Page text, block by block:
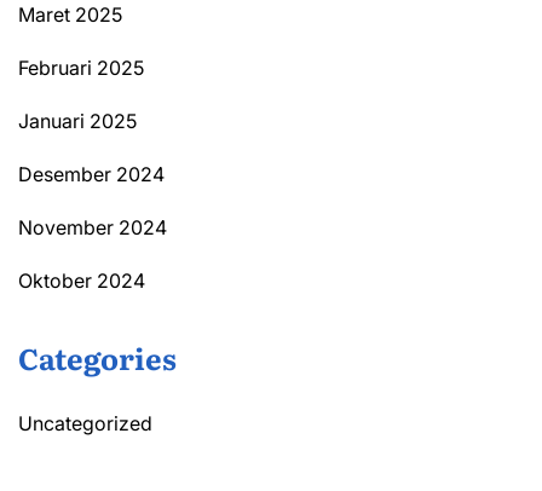
Maret 2025
Februari 2025
Januari 2025
Desember 2024
November 2024
Oktober 2024
Categories
Uncategorized